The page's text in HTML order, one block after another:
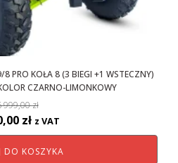
PRO KOŁA 8 (3 BIEGI +1 WSTECZNY)
CZARNO-LIMONKOWY
999,00zł
złAktualna
cena
wynosi:
z VAT
DO KOSZYKA